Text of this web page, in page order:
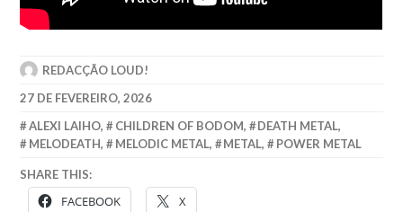
REDACÇÃO LOUD!
27 DE FEVEREIRO, 2026
ALEXI LAIHO, CHILDREN OF BODOM, DEATH METAL,
MELODEATH, MELODIC METAL, METAL, POWER METAL
SHARE THIS:
FACEBOOK X